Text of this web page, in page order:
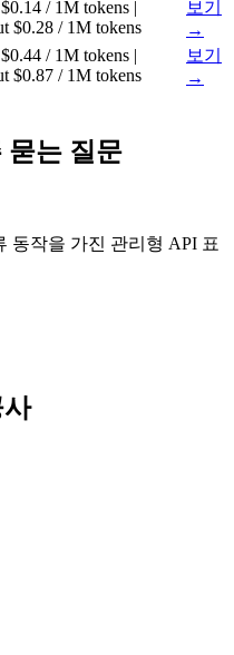
/ 1M tokens |
$0.28 / 1M tokens
보기
→
/ 1M tokens |
$0.87 / 1M tokens
보기
→
묻는 질문
동작을 가진 관리형 API 표